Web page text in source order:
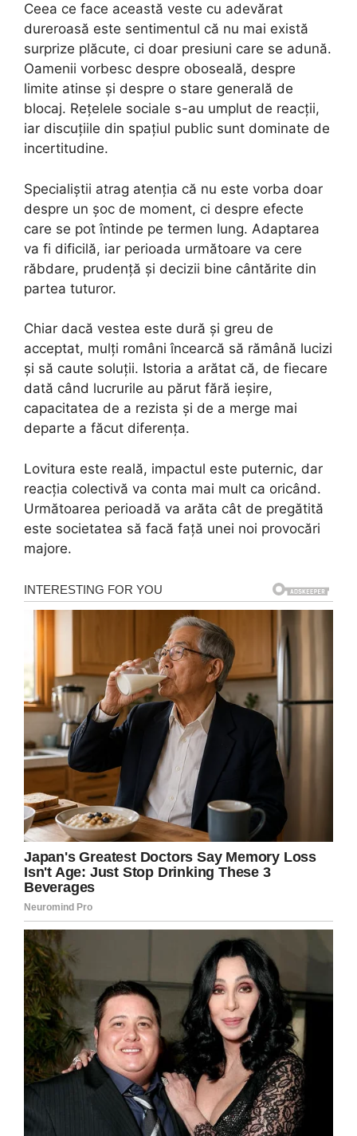
Ceea ce face această veste cu adevărat
dureroasă este sentimentul că nu mai există
surprize plăcute, ci doar presiuni care se adună.
Oamenii vorbesc despre oboseală, despre
limite atinse și despre o stare generală de
blocaj. Rețelele sociale s-au umplut de reacții,
iar discuțiile din spațiul public sunt dominate de
incertitudine.
Specialiștii atrag atenția că nu este vorba doar
despre un șoc de moment, ci despre efecte
care se pot întinde pe termen lung. Adaptarea
va fi dificilă, iar perioada următoare va cere
răbdare, prudență și decizii bine cântărite din
partea tuturor.
Chiar dacă vestea este dură și greu de
acceptat, mulți români încearcă să rămână lucizi
și să caute soluții. Istoria a arătat că, de fiecare
dată când lucrurile au părut fără ieșire,
capacitatea de a rezista și de a merge mai
departe a făcut diferența.
Lovitura este reală, impactul este puternic, dar
reacția colectivă va conta mai mult ca oricând.
Următoarea perioadă va arăta cât de pregătită
este societatea să facă față unei noi provocări
majore.